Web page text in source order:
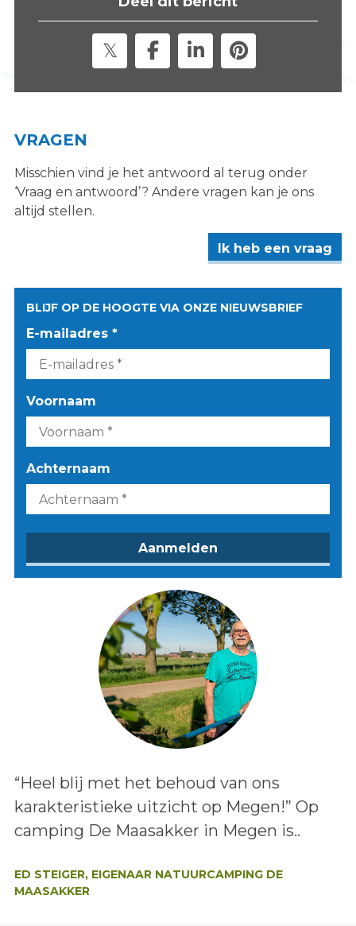
"
VRAGEN
Misschien vind je het antwoord al terug onder
‘Vraag en antwoord’? Andere vragen kan je ons
altijd stellen.
Ik heb een vraag
BLIJF OP DE HOOGTE VIA ONZE NIEUWSBRIEF
E-mailadres *
Voornaam
Achternaam
Lees het bericht:
“Heel blij met het behoud van ons
karakteristieke uitzicht op Megen!” Op
camping De Maasakker in Megen is..
ED STEIGER, EIGENAAR NATUURCAMPING DE
MAASAKKER